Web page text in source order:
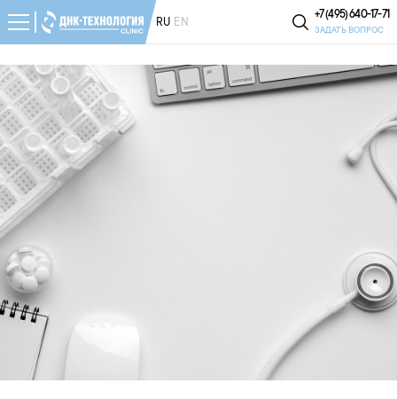
RU EN
+7 (495) 640-17-71
ЗАДАТЬ ВОПРОС